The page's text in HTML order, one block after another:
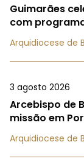
Guimarães
com
Arquidiocese de
3 agosto 2026
Arcebispo de
missão em
Arquidiocese de